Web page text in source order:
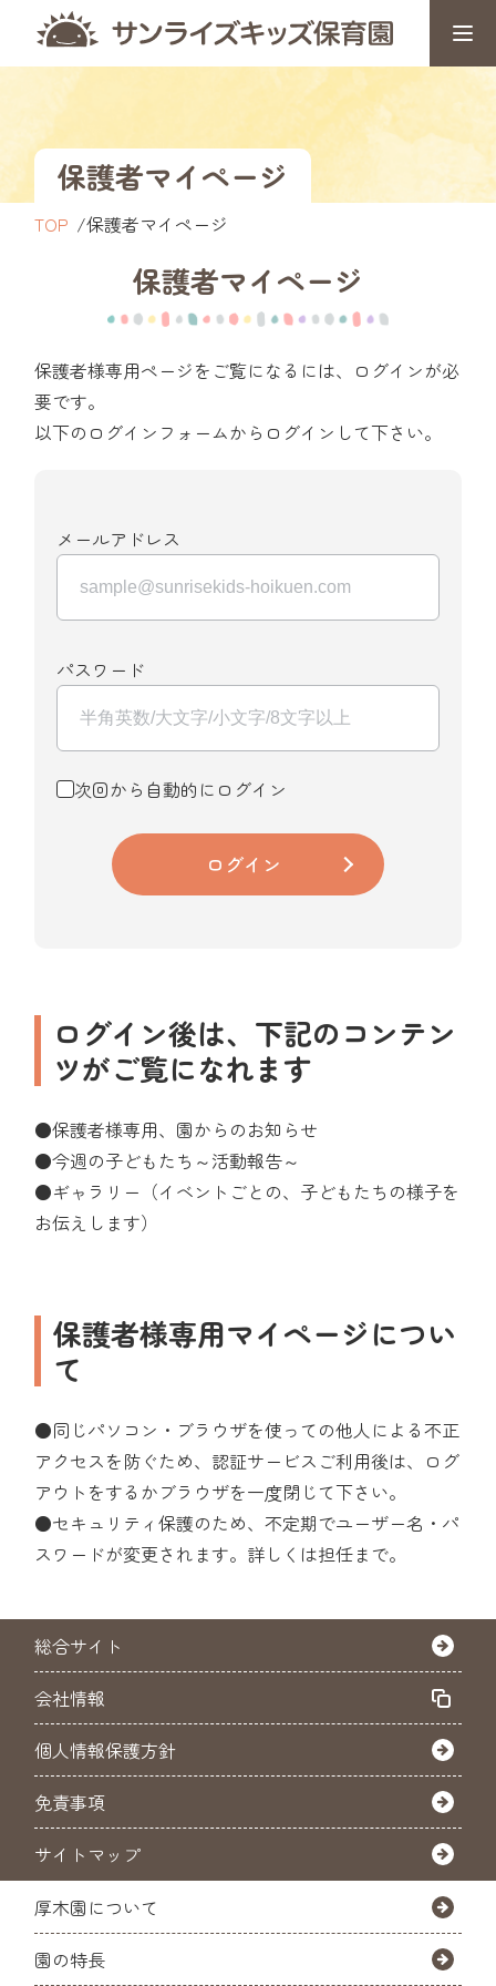
保護者マイページ
TOP 保護者マイページ
保護者マイページ
保護者様専用ページをご覧になるには、ログインが必
要です。
以下のログインフォームからログインして下さい。
メールアドレス
パスワード
次回から自動的にログイン
ログイン
ログイン後は、下記のコンテン
ツがご覧になれます
●保護者様専用、園からのお知らせ
●今週の子どもたち～活動報告～
●ギャラリー（イベントごとの、子どもたちの様子を
お伝えします）
保護者様専用マイページについ
て
●同じパソコン・ブラウザを使っての他人による不正
アクセスを防ぐため、認証サービスご利用後は、ログ
アウトをするかブラウザを一度閉じて下さい。
●セキュリティ保護のため、不定期でユーザー名・パ
スワードが変更されます。詳しくは担任まで。
総合サイト
会社情報
個人情報保護方針
免責事項
サイトマップ
厚木園について
園の特長